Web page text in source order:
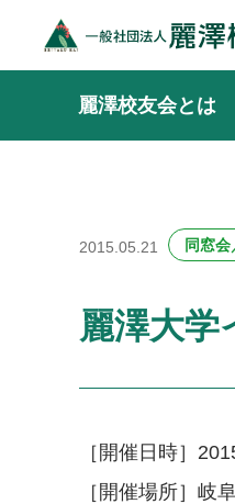
麗澤校友会とは
2015.05.21 同窓
麗澤大学
［開催日時］
［開催場所］